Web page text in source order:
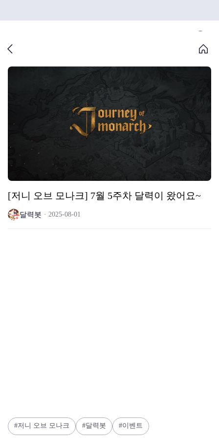
[저니 오브 모나크] 7월 5주차 달력이 왔어요~
달력봇 2025-08-01
저니 오브 모나크 달력봇 이벤트